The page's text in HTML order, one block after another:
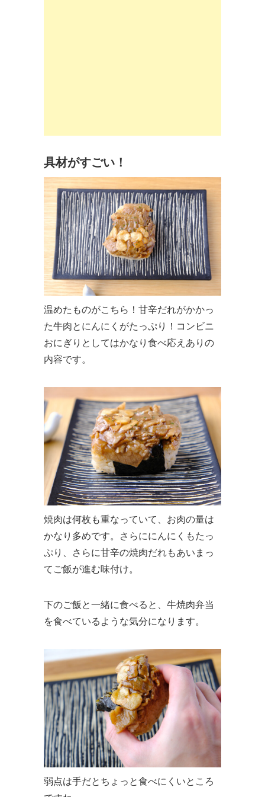
具材がすごい！
温めたものがこちら！甘辛だれがかかっ
た牛肉とにんにくがたっぷり！コンビニ
おにぎりとしてはかなり食べ応えありの
内容です。
焼肉は何枚も重なっていて、お肉の量は
かなり多めです。さらににんにくもたっ
ぷり、さらに甘辛の焼肉だれもあいまっ
てご飯が進む味付け。
下のご飯と一緒に食べると、牛焼肉弁当
を食べているような気分になります。
弱点は手だとちょっと食べにくいところ